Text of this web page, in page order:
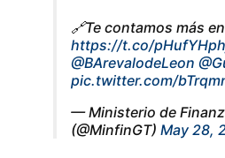
🔗Te contamos más
https://t.co/
@BArevalodeLeon
pic.twitter.com/
— Ministerio de
(@MinfinGT) May 28,